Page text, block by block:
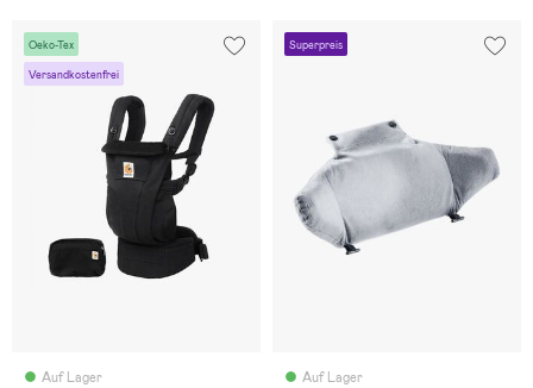
Oeko-Tex
Versandkostenfrei
Auf Lager
Superpreis
Auf Lager